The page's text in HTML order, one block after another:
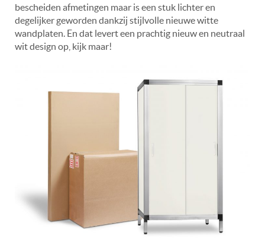
bescheiden afmetingen maar is een stuk lichter en
degelijker geworden dankzij stijlvolle nieuwe witte
wandplaten. En dat levert een prachtig nieuw en neutraal
wit design op, kijk maar!